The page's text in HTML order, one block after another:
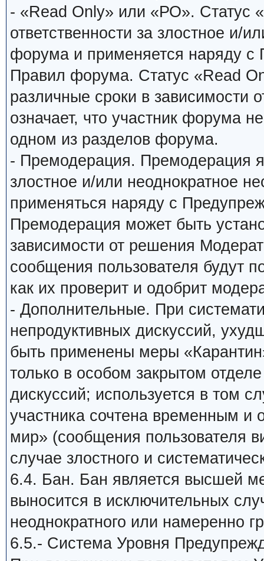
- «Read Only» или «РО». Статус
ответственности за злостное и/
форума и применяется наряду
Правил форума. Статус «Read
различные сроки в зависимости
означает, что участник форума
одном из разделов форума.
- Премодерация. Премодерация
злостное и/или неоднократное
применяться наряду с
Премодерация может быть
зависимости от решения
сообщения пользователя будут
как их проверит и одобрит
- Дополнительные. При
непродуктивных дискуссий,
быть применены меры
только в особом закрытом
дискуссий; используется в том
участника сочтена временным
мир» (сообщения пользователя
случае злостного и
6.4. Бан. Бан является высшей
выносится в исключительных
неоднократного или намеренно
6.5.- Система Уровня